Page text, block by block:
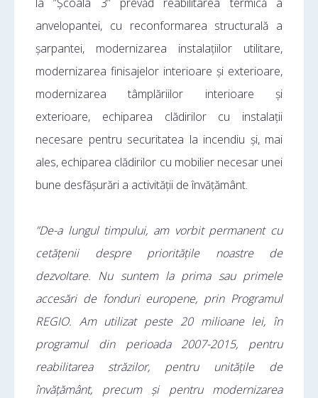
la ”Școala 3” prevăd reabilitarea termică a
anvelopantei, cu reconformarea structurală a
șarpantei, modernizarea instalațiilor utilitare,
modernizarea finisajelor interioare și exterioare,
modernizarea tâmplăriilor interioare și
exterioare, echiparea clădirilor cu instalații
necesare pentru securitatea la incendiu și, mai
ales, echiparea clădirilor cu mobilier necesar unei
bune desfășurări a activității de învățământ.
”De-a lungul timpului, am vorbit permanent cu
cetățenii despre prioritățile noastre de
dezvoltare. Nu suntem la prima sau primele
accesări de fonduri europene, prin Programul
REGIO. Am utilizat peste 20 milioane lei, în
programul din perioada 2007-2015, pentru
reabilitarea străzilor, pentru unitățile de
învățământ, precum și pentru modernizarea